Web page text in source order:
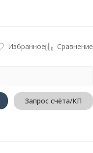
Избранное Сравнение
Запрос счёта/КП